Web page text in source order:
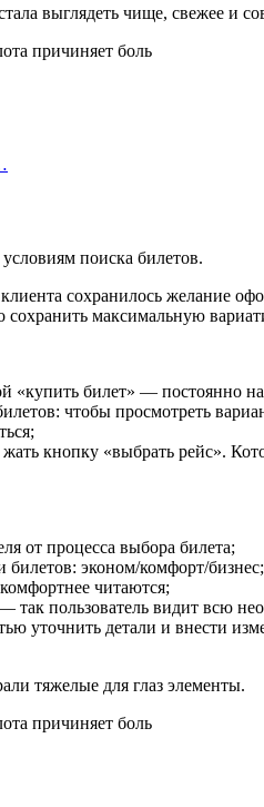
выглядеть чище, свежее и
поиска билетов.
сохранилось желание
максимальную
«купить билет» — постоянно
чтобы просмотреть
кнопку «выбрать рейс».
от процесса выбора билета;
билетов: эконом/комфорт/бизнес;
читаются;
так пользователь видит всю
уточнить детали и внести
тяжелые для глаз элементы.